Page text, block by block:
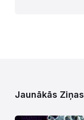
Jaunākās Ziņas